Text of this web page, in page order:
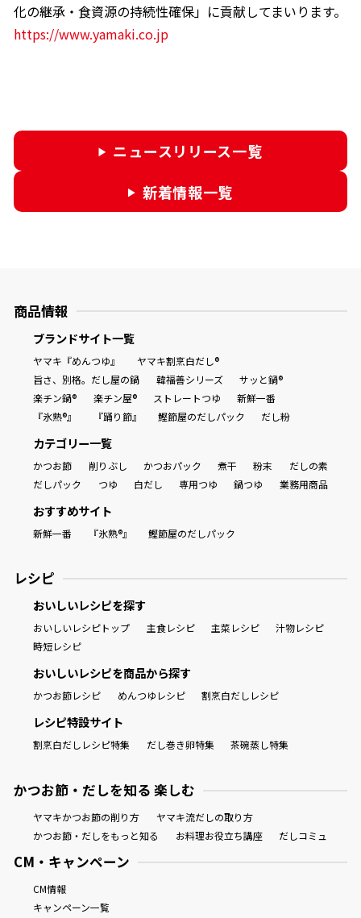
化の継承・食資源の持続性確保」に貢献してまいります。
https://www.yamaki.co.jp
ニュースリリース一覧
新着情報一覧
商品情報
ブランドサイト一覧
ヤマキ『めんつゆ』
ヤマキ割烹白だし®
旨さ、別格。だし屋の鍋
韓福善シリーズ
サッと鍋®
楽チン鍋®
楽チン屋® ストレートつゆ
新鮮一番
『氷熟®』
『踊り節』 鰹節屋のだしパック だし粉
カテゴリー一覧
かつお節 削りぶし かつおパック 煮干 粉末
だしの素
だしパック
つゆ 白だし 専用つゆ 鍋つゆ 業務用商品
おすすめサイト
新鮮一番 『氷熟®』 鰹節屋のだしパック
レシピ
おいしいレシピを探す
おいしいレシピトップ 主食レシピ 主菜レシピ
汁物レシピ
時短レシピ
おいしいレシピを商品から探す
かつお節レシピ めんつゆレシピ 割烹白だしレシピ
レシピ特設サイト
割烹白だしレシピ特集 だし巻き卵特集 茶碗蒸し特集
かつお節・だしを知る 楽しむ
ヤマキかつお節の削り方
ヤマキ流だしの取り方
かつお節・だしをもっと知る
お料理お役立ち講座 だしコミュ
CM・キャンペーン
CM情報
キャンペーン一覧